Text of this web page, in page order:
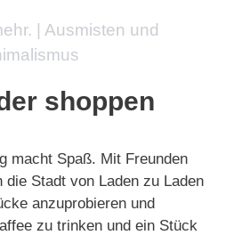
| Ausmisten und
shoppen
macht Spaß. Mit Freunden
die Stadt von Laden zu Laden
anzuprobieren und
zu trinken und ein Stück